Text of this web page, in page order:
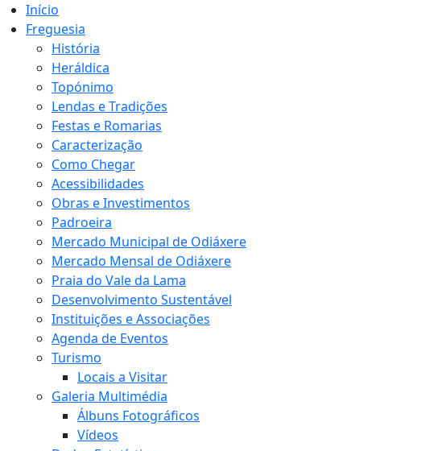
Início
Freguesia
História
Heráldica
Topónimo
Lendas e Tradições
Festas e Romarias
Caracterização
Como Chegar
Acessibilidades
Obras e Investimentos
Padroeira
Mercado Municipal de Odiáxere
Mercado Mensal de Odiáxere
Praia do Vale da Lama
Desenvolvimento Sustentável
Instituições e Associações
Agenda de Eventos
Turismo
Locais a Visitar
Galeria Multimédia
Álbuns Fotográficos
Vídeos